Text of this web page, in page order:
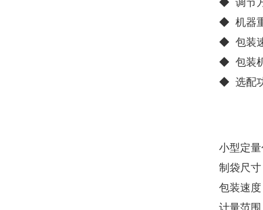
◆ 调节
◆ 机器
◆ 包装
◆ 包装机
◆ 选配
小型定
制袋尺
包装速
计量范